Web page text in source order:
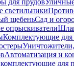
для прудов
светильники
щебеньСад и
опрыскиватели
Комплектующие для
Автоматизация и
для